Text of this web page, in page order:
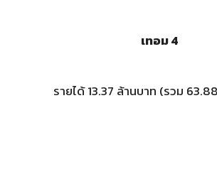
เทอม 4
รายได้ 13.37 ล้านบาท (รวม